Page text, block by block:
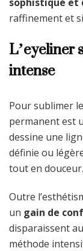
raffinement et
intense
Pour sublimer
permanent est
dessine une
définie ou
tout en douceur.
Outre
un gain de
disparaissent
méthode